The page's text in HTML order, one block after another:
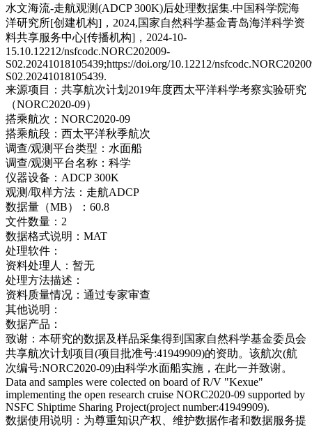
水文海流-走航观测(ADCP 300K)后处理数据集.中国科学院海
洋研究所[创建机构]，2024,国家自然科学基金青岛海洋科学资
料共享服务中心[传播机构]，2024-10-
15.10.12212/nsfcodc.NORC202009-
S02.20241018105439;https://doi.org/10.12212/
S02.20241018105439.
来源项目： 共享航次计划2019年度西太平洋科学考察实验研究
（NORC2020-09）
搭乘航次： NORC2020-09
搭乘航段： 西太平洋秋季航次
调查/观测平台类型： 水面船
调查/观测平台名称： 科学
仪器设备： ADCP 300K
观测/取样方法： 走航ADCP
数据量（MB）： 60.8
文件数量： 2
数据格式说明： MAT
处理软件：
资料处理人： 暂无
处理方法描述：
资料质量情况： 通过专家审查
其他说明：
数据产品：
致谢： 本研究的数据及样品采集得到国家自然科学基金委员会
共享航次计划项目(项目批准号:41949909)的资助。该航次(航
次编号:NORC2020-09)由科学水面船实施，在此一并致谢。
Data and samples were colected on board of R/V "Kexue"
implementing the open research cruise NORC2020-09 supported by
NSFC Shiptime Sharing Project(project number:41949909).
数据使用说明： 为尊重知识产权、维护数据作者和数据服务提